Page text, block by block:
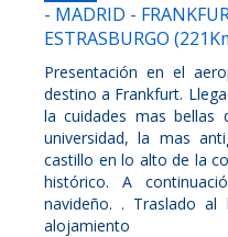
- MADRID -
ESTRASBURGO
Presentación en el
destino a Frankfurt.
la cuidades mas bellas
universidad, la mas
castillo en lo alto de la
histórico. A
navideño. . Traslado al
alojamiento